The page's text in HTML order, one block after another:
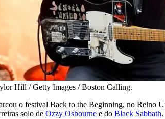
Hill / Getty Images / Boston Calling.
o festival Back to the Beginning, no Reino
solo de Ozzy Osbourne e do Black Sabbath.